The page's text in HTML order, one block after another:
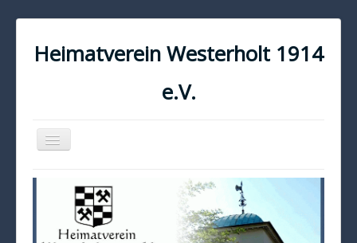
Heimatverein Westerholt 1914
e.V.
Navigation
an/aus
KONTAKT
IMPRESSUM